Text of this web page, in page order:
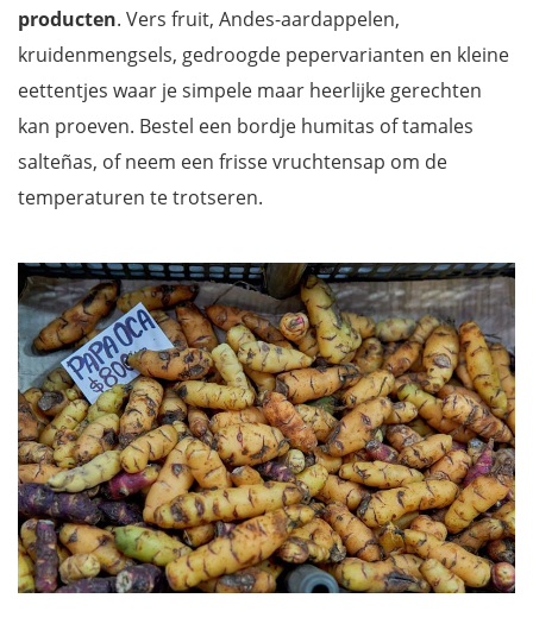
producten. Vers fruit, Andes-aardappelen,
kruidenmengsels, gedroogde pepervarianten en kleine
eettentjes waar je simpele maar heerlijke gerechten
kan proeven. Bestel een bordje humitas of tamales
salteñas, of neem een frisse vruchtensap om de
temperaturen te trotseren.